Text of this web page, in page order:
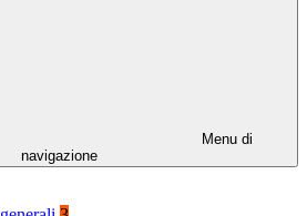
Menu di
navigazione